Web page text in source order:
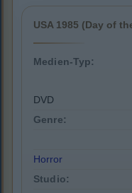
USA 1985 (Day of
Medien-Typ:
DVD
Genre:
Horror
Studio: